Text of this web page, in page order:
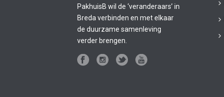
PakhuisB wil de ‘veranderaars’ in
Breda verbinden en met elkaar
de duurzame samenleving
verder brengen.